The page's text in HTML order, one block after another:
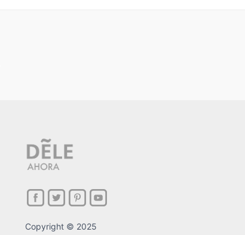
Copyright © 2025